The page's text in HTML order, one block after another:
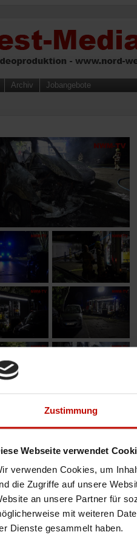
Zustimmung
Webseite verwendet
verwenden Cookies, um
die Zugriffe auf unsere
an unsere Partner für
mit weiteren
Dienste gesammelt haben.
Archiv Jobangebote
Zurück zur Übersicht